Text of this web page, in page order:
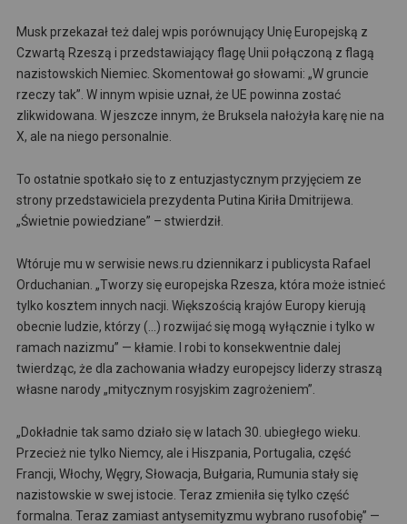
Musk przekazał też dalej wpis porównujący Unię Europejską z
Czwartą Rzeszą i przedstawiający flagę Unii połączoną z flagą
nazistowskich Niemiec. Skomentował go słowami: „W gruncie
rzeczy tak”. W innym wpisie uznał, że UE powinna zostać
zlikwidowana. W jeszcze innym, że Bruksela nałożyła karę nie na
X, ale na niego personalnie.
To ostatnie spotkało się to z entuzjastycznym przyjęciem ze
strony przedstawiciela prezydenta Putina Kiriła Dmitrijewa.
„Świetnie powiedziane” – stwierdził.
Wtóruje mu w serwisie news.ru dziennikarz i publicysta Rafael
Orduchanian. „Tworzy się europejska Rzesza, która może istnieć
tylko kosztem innych nacji. Większością krajów Europy kierują
obecnie ludzie, którzy (…) rozwijać się mogą wyłącznie i tylko w
ramach nazizmu” — kłamie. I robi to konsekwentnie dalej
twierdząc, że dla zachowania władzy europejscy liderzy straszą
własne narody „mitycznym rosyjskim zagrożeniem”.
„Dokładnie tak samo działo się w latach 30. ubiegłego wieku.
Przecież nie tylko Niemcy, ale i Hiszpania, Portugalia, część
Francji, Włochy, Węgry, Słowacja, Bułgaria, Rumunia stały się
nazistowskie w swej istocie. Teraz zmieniła się tylko część
formalna. Teraz zamiast antysemityzmu wybrano rusofobię” —